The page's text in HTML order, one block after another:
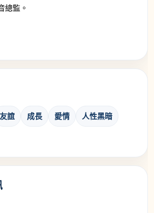
總監。
友誼 成長 愛情 人性黑暗